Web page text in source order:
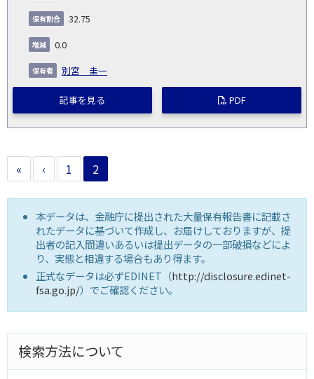
32.75
0.0
別宮 圭一
記事を見る PDF
« ‹ 1 2
本データは、金融庁に提出された大量保有報告書に記載さ
れたデータに基づいて作成し、お届けしておりますが、提
出者の記入間違いあるいは提出データの一部破損などによ
り、実態と相違する場合もあり得ます。
正式なデータは必ずEDINET（http://disclosure.edinet-
fsa.go.jp/）でご確認ください。
検索方法について